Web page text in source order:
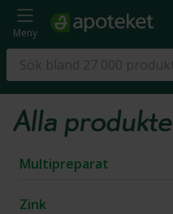
Meny
Alla
Multipreparat
Zink